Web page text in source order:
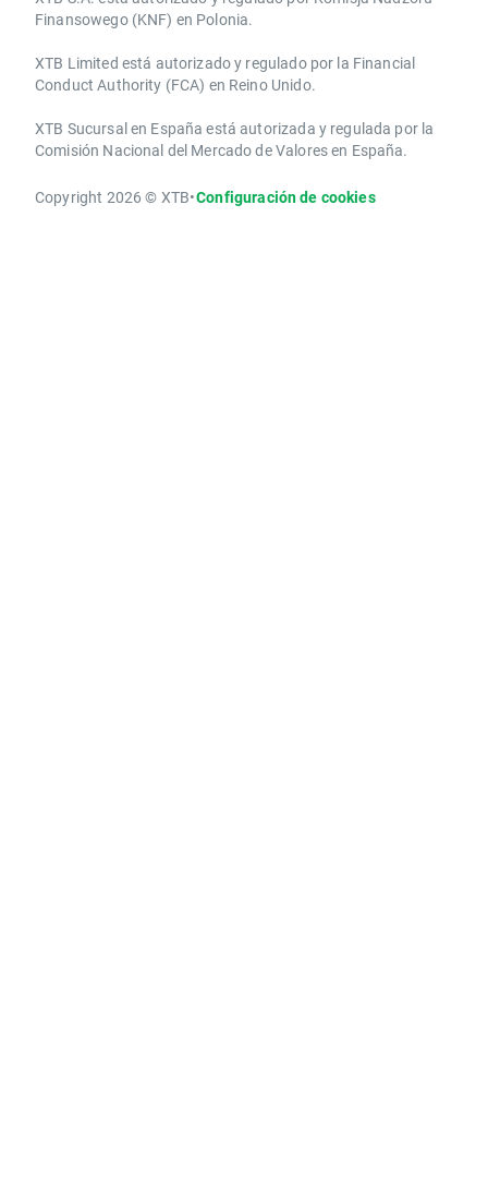
Finansowego (KNF) ​en Polonia.
XTB Limited ​está autorizado y regulado por la ​Financial
Conduct Authority ​(FCA) en ​​Reino Unido.
XTB Sucursal en España está autorizada y regulada por la
Comisión Nacional del Mercado de Valores en España.
Copyright 2026 © XTB•Configuración de cookies